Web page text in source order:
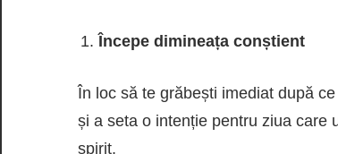
Începe dimineața conștient
În loc să te grăbești imediat după
și a seta o intenție pentru ziua care
spirit.